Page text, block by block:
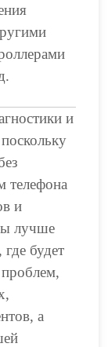
и
телефона
и
лучше
будет
проблем,
а